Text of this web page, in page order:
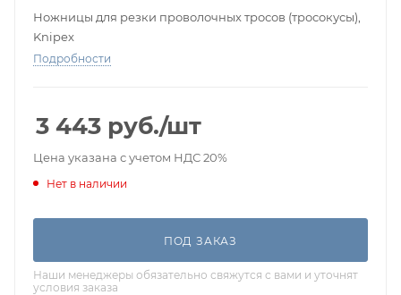
Ножницы для резки проволочных тросов (тросокусы),
Knipex
Подробности
3 443 руб./шт
Цена указана с учетом НДС 20%
Нет в наличии
ПОД ЗАКАЗ
Наши менеджеры обязательно свяжутся с вами и уточнят
условия заказа